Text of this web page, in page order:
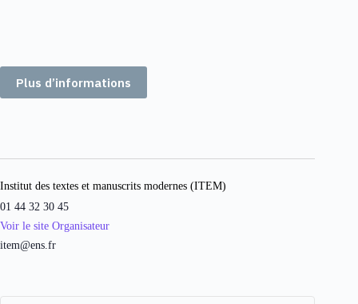
Plus d’informations
Institut des textes et manuscrits modernes (ITEM)
01 44 32 30 45
Voir le site Organisateur
item@ens.fr